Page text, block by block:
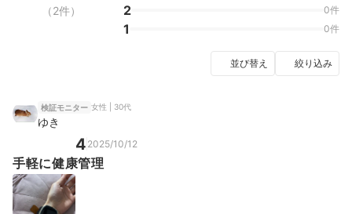
（2件） 2 0件
1 0件
並び替え 絞り込み
検証モニター 女性 | 30代
ゆき
4 2025/10/12
手軽に健康管理